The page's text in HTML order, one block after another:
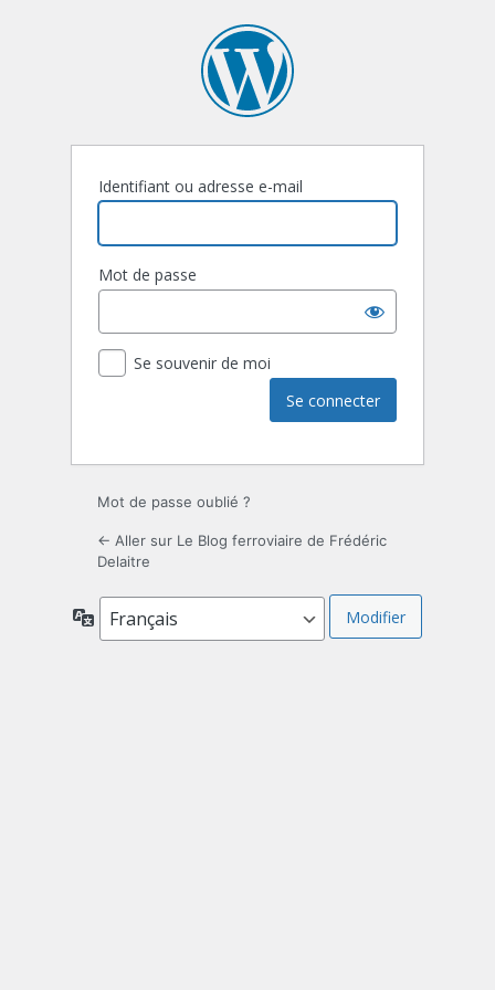
Identifiant ou adresse e-mail
Mot de passe
Se souvenir de moi
Mot de passe oublié ?
← Aller sur Le Blog ferroviaire de Frédéric
Delaitre
Langue